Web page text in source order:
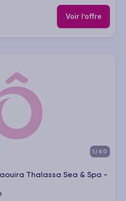
Voir l’offre
1/40
Thalassa Sea & Spa -